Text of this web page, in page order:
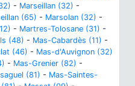
- Marseillan (32) -
(65) - Marsolan (32) -
- Martres-Tolosane (31) -
(48) - Mas-Cabardès (11) -
(46) - Mas-d'Auvignon (32)
- Mas-Grenier (82) -
(81) - Mas-Saintes-